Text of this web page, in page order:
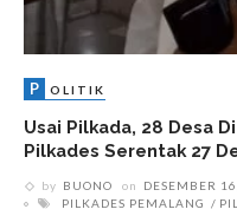
P OLITIK
Usai Pilkada, 28 Desa
Pilkades Serentak 27
by BUONO on DESEMBER
PILKADES PEMALANG